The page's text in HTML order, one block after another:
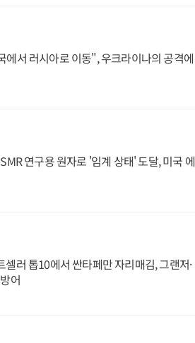
에서 러시아로 이동", 우크라이나의 공격에
연구용 원자로 '임계 상태' 도달, 미국 에
러 톱10에서 싼타페만 자리매김, 그랜저·
어